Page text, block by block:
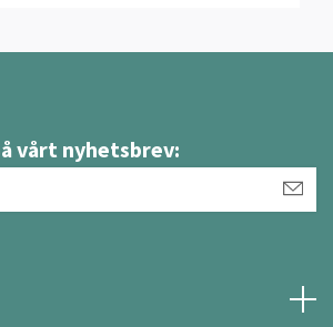
vårt nyhetsbrev: